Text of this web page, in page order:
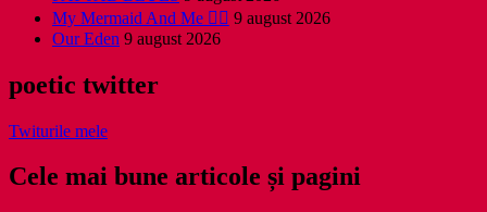
My Mermaid And Me 🧜‍♀️ 9 august 2026
Our Eden 9 august 2026
poetic twitter
Twiturile mele
Cele mai bune articole și pagini